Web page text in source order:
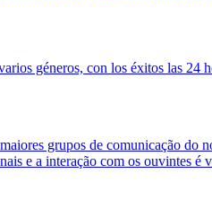
géneros, con los éxitos las 24
grupos de comunicação do
e a interação com os ouvintes é